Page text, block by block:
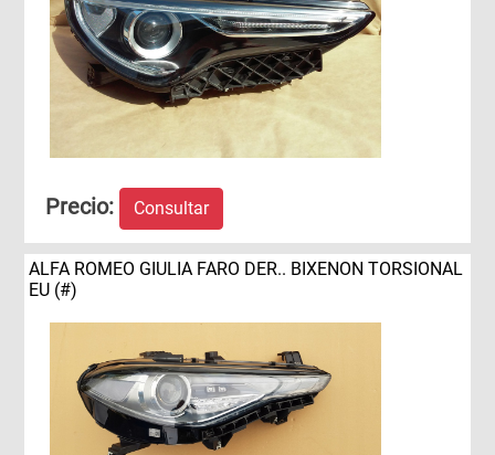
Precio: Consultar
ALFA ROMEO GIULIA FARO DER.. BIXENON TORSIONAL
EU (#)